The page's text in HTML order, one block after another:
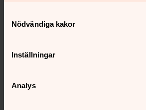
Nödvändiga kakor
Inställningar
Analys
Synpunkter eller frågor på
va.pastorat@svenskakyrkan.se